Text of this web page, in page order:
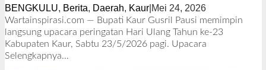
BENGKULU, Berita, Daerah, Kaur| Mei 24, 2026o
l
e
h
Wartainspirasi.com — Bupati Kaur Gusril Pausi memimpin
langsung upacara peringatan Hari Ulang Tahun ke-23
Kabupaten Kaur, Sabtu 23/5/2026 pagi. Upacara
Selengkapnya…